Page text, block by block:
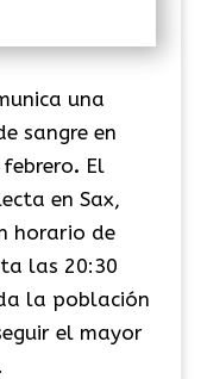
una
sangre en
. El
en Sax,
horario de
las 20:30
la población
el mayor